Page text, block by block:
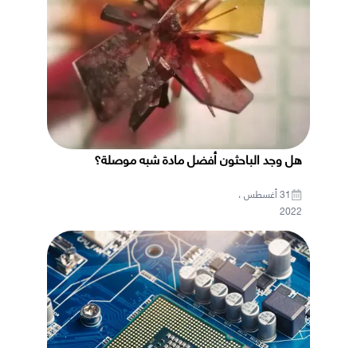
هل وجد الباحثون أفضل مادة شبه موصلة؟
31 أغسطس ،
2022